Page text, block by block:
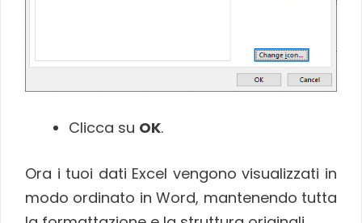
Clicca su OK.
Ora i tuoi dati Excel vengono visualizzati in
modo ordinato in Word, mantenendo tutta